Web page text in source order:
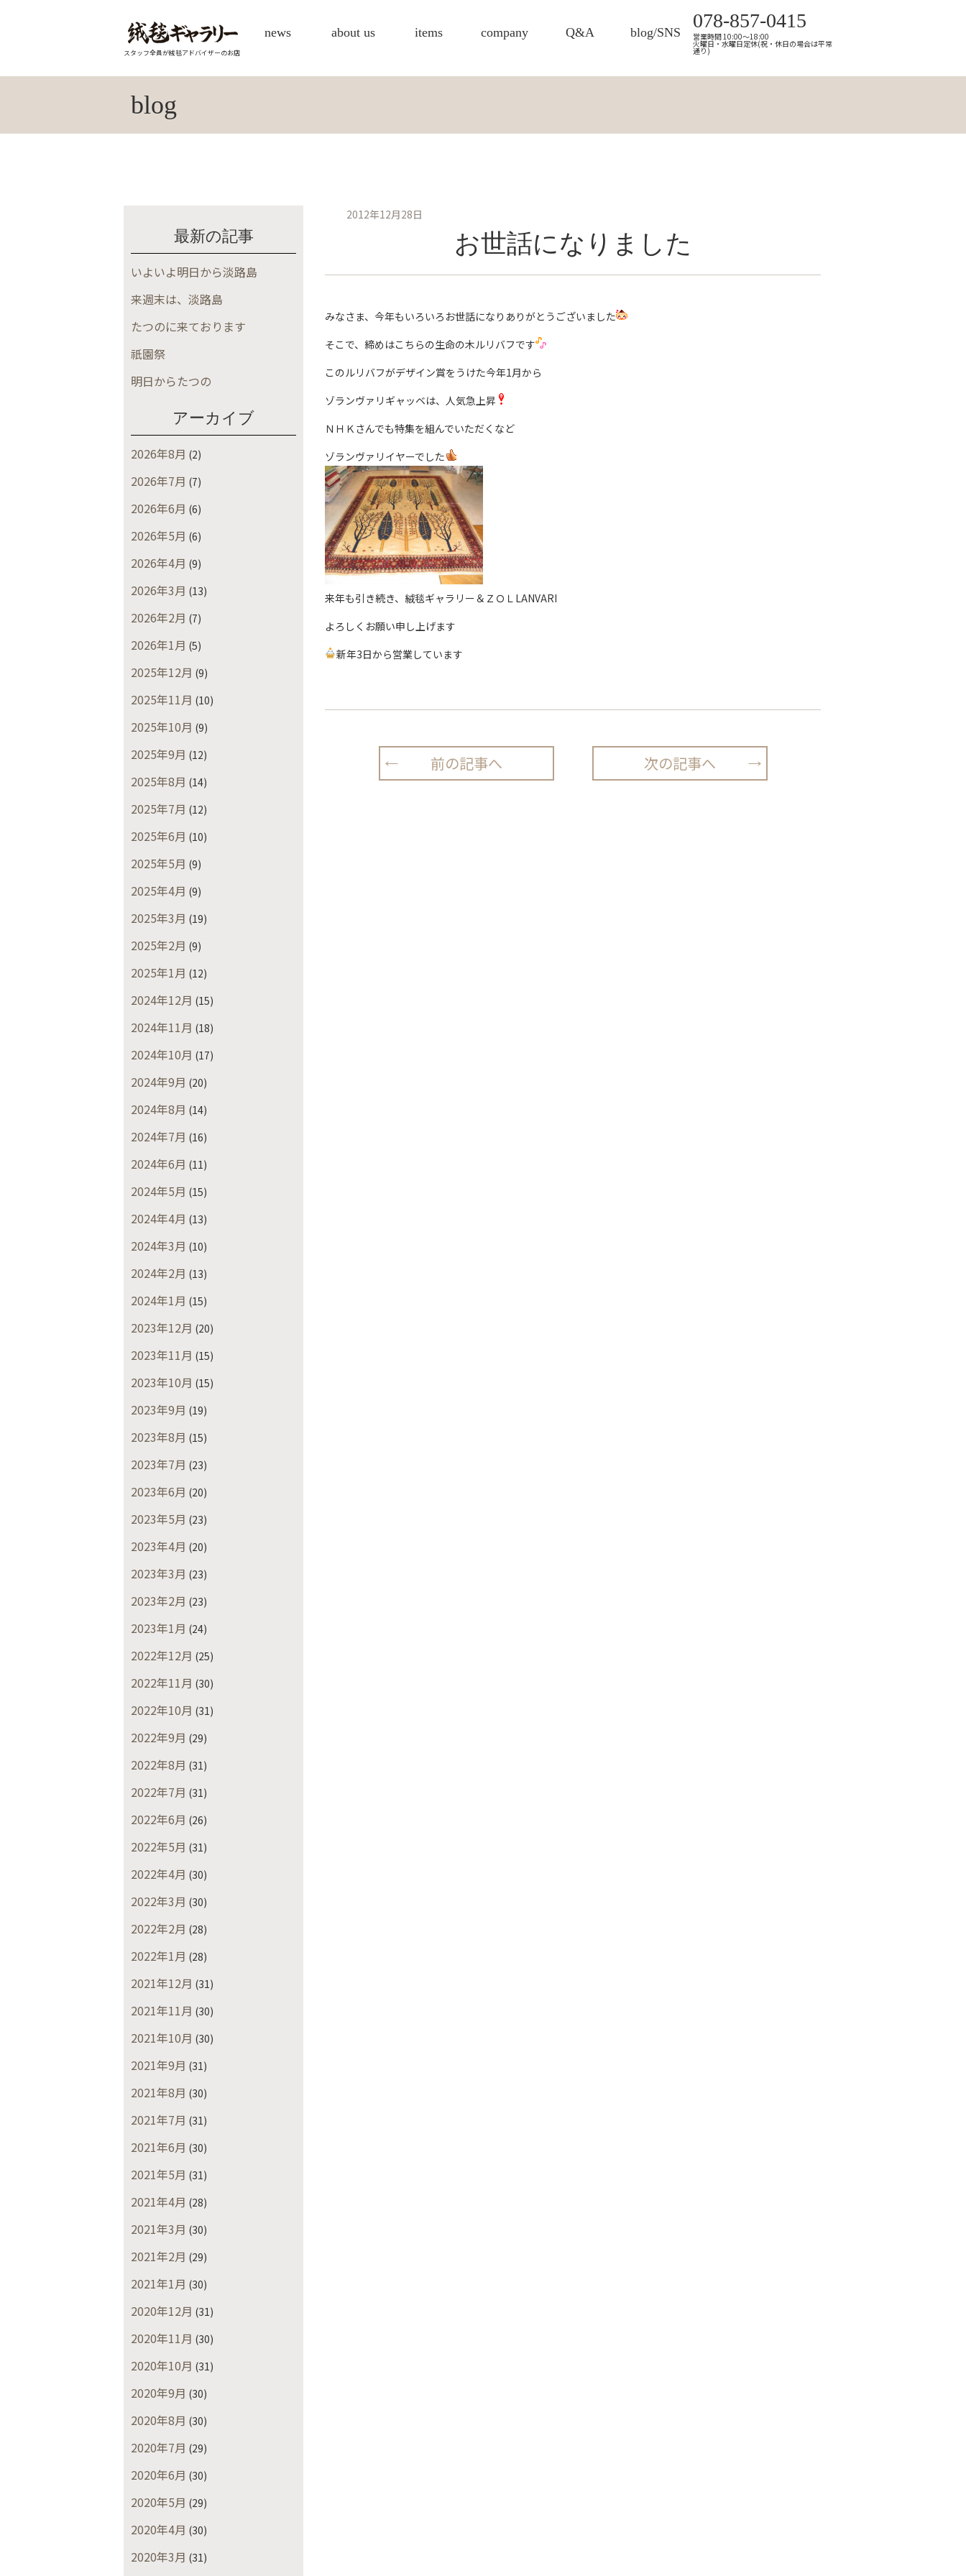
スタッフ全員が絨毯アドバイザーのお店
news about us items company Q&A blog/SNS
078-857-0415
営業時間 10:00～18:00
火曜日・水曜日定休(祝・休日の場合は平常
通り)
blog
最新の記事
いよいよ明日から淡路島
来週末は、淡路島
たつのに来ております
祇園祭
明日からたつの
アーカイブ
2026年8月 (2)
2026年7月 (7)
2026年6月 (6)
2026年5月 (6)
2026年4月 (9)
2026年3月 (13)
2026年2月 (7)
2026年1月 (5)
2025年12月 (9)
2025年11月 (10)
2025年10月 (9)
2025年9月 (12)
2025年8月 (14)
2025年7月 (12)
2025年6月 (10)
2025年5月 (9)
2025年4月 (9)
2025年3月 (19)
2025年2月 (9)
2025年1月 (12)
2024年12月 (15)
2024年11月 (18)
2024年10月 (17)
2024年9月 (20)
2024年8月 (14)
2024年7月 (16)
2024年6月 (11)
2024年5月 (15)
2024年4月 (13)
2024年3月 (10)
2024年2月 (13)
2024年1月 (15)
2023年12月 (20)
2023年11月 (15)
2023年10月 (15)
2023年9月 (19)
2023年8月 (15)
2023年7月 (23)
2023年6月 (20)
2023年5月 (23)
2023年4月 (20)
2023年3月 (23)
2023年2月 (23)
2023年1月 (24)
2022年12月 (25)
2022年11月 (30)
2022年10月 (31)
2022年9月 (29)
2022年8月 (31)
2022年7月 (31)
2022年6月 (26)
2022年5月 (31)
2022年4月 (30)
2022年3月 (30)
2022年2月 (28)
2022年1月 (28)
2021年12月 (31)
2021年11月 (30)
2021年10月 (30)
2021年9月 (31)
2021年8月 (30)
2021年7月 (31)
2021年6月 (30)
2021年5月 (31)
2021年4月 (28)
2021年3月 (30)
2021年2月 (29)
2021年1月 (30)
2020年12月 (31)
2020年11月 (30)
2020年10月 (31)
2020年9月 (30)
2020年8月 (30)
2020年7月 (29)
2020年6月 (30)
2020年5月 (29)
2020年4月 (30)
2020年3月 (31)
2012年12月28日
お世話になりました
みなさま、今年もいろいろお世話になりありがとうございました
そこで、締めはこちらの生命の木ルリバフです
このルリバフがデザイン賞をうけた今年1月から
ゾランヴァリギャッベは、人気急上昇
ＮＨＫさんでも特集を組んでいただくなど
ゾランヴァリイヤーでした
来年も引き続き、絨毯ギャラリー＆ＺＯＬLANVARI
よろしくお願い申し上げます
新年3日から営業しています
前の記事へ 次の記事へ